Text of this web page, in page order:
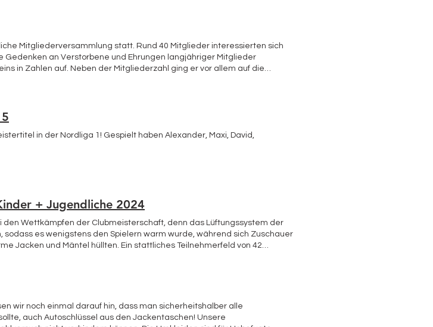
Mitgliederversammlung statt. Rund 40 Mitglieder interessierten sich
an Verstorbene und Ehrungen langjähriger Mitglieder
in Zahlen auf. Neben der Mitgliederzahl ging er vor allem auf die
als erster
nächsten Wahl folgendes: erster Vorstand wird Stephan Dillig und
Jugend im Sommer und Winter mit einer erheblichen Summe
die im Kalender auf der Homepage zu finden sind.
bei der Jugend und den Damen sportlich sehr erfolgreich.
in der Nordliga 1! Gespielt haben Alexander, Maxi, David,
+ Jugendliche 2024
den Wettkämpfen der Clubmeisterschaft, denn das Lüftungssystem der
sodass es wenigstens den Spielern warm wurde, während sich Zuschauer
Jacken und Mäntel hüllten. Ein stattliches Teilnehmerfeld von 42
abschlossen. Ein Gewinn war der Tag für alle Kinder, die sich in oft
gegenüberstanden, auch wenn hin und wieder ein Tränchen wegen
Dankeschön an alle Eltern und alle freiwilligen Helfer aus dem
wir noch einmal darauf hin, dass man sicherheitshalber alle
auch Autoschlüssel aus den Jackentaschen! Unsere